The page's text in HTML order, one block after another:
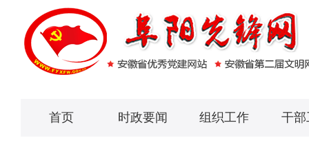
首页 时政要闻 组织工作 干部